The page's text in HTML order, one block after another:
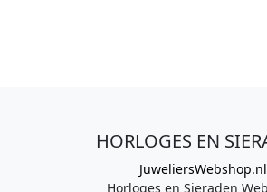
HORLOGES EN
JuweliersWebshop.nl
Horloges en Sieraden